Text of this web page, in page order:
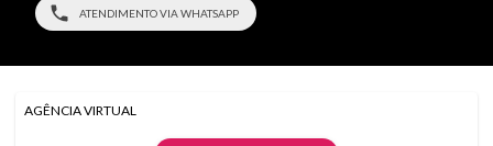
ATENDIMENTO VIA WHATSAPP
AGÊNCIA VIRTUAL